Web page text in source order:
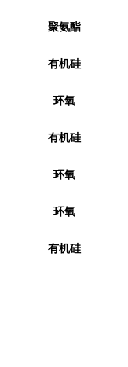
聚氨酯
有机硅
环氧
有机硅
环氧
环氧
有机硅